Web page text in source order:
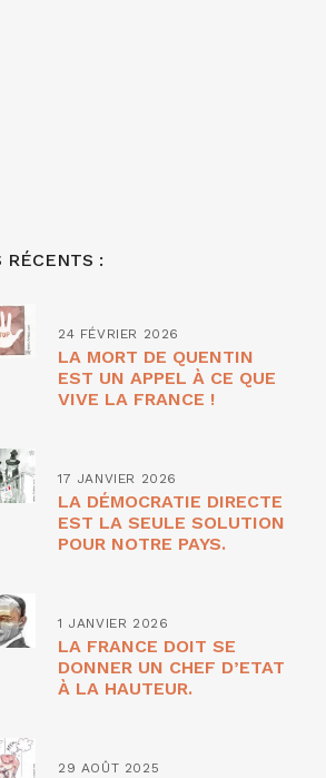
RÉCENTS :
24 FÉVRIER 2026
LA MORT DE QUENTIN
EST UN APPEL À CE QUE
VIVE LA FRANCE !
17 JANVIER 2026
LA DÉMOCRATIE DIRECTE
EST LA SEULE SOLUTION
POUR NOTRE PAYS.
1 JANVIER 2026
LA FRANCE DOIT SE
DONNER UN CHEF D’ETAT
À LA HAUTEUR.
29 AOÛT 2025